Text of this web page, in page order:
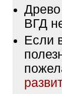
Древо
ВГД
Если